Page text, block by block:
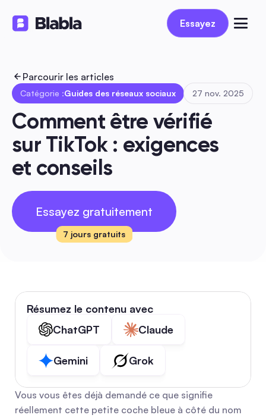
Essayez
Essayez
Parcourir les articles
Catégorie :Guides des réseaux sociaux 27 nov. 2025
Comment être vérifié
sur TikTok : exigences
et conseils
Essayez gratuitement
7 jours gratuits
Résumez le contenu avec
ChatGPT
Claude
Gemini Grok
Vous vous êtes déjà demandé ce que signifie
réellement cette petite coche bleue à côté du nom